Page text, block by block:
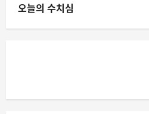
오늘의 수치심